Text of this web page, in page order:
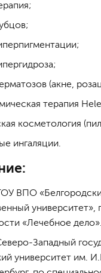
(акне,
терапия
косметология
ингаляции.
ВПО
университет»,
«Лечебное дело».
Западный
университет им.